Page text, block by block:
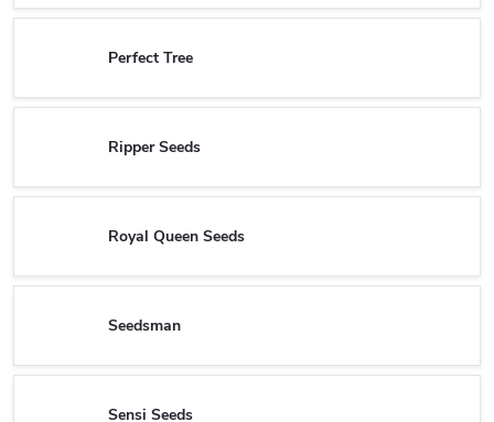
Perfect Tree
Ripper Seeds
Royal Queen Seeds
Seedsman
Sensi Seeds